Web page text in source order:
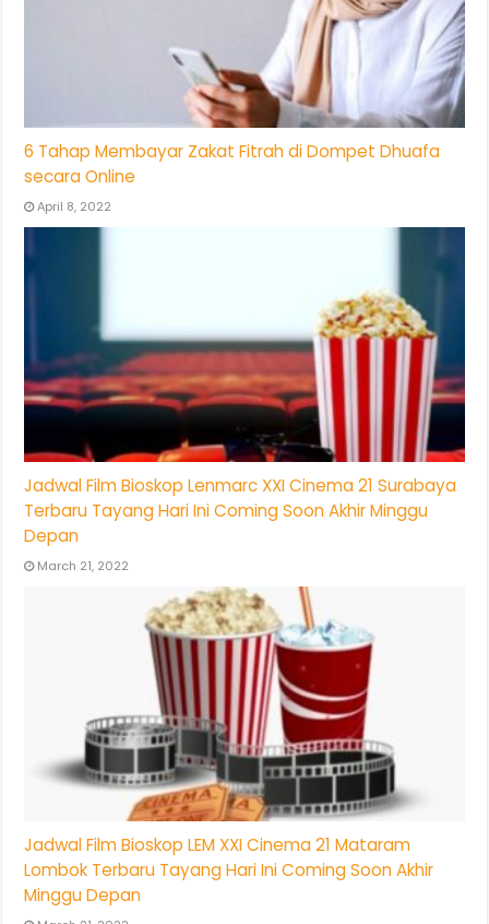
6 Tahap Membayar Zakat Fitrah di Dompet Dhuafa
secara Online
April 8, 2022
Jadwal Film Bioskop Lenmarc XXI Cinema 21 Surabaya
Terbaru Tayang Hari Ini Coming Soon Akhir Minggu
Depan
March 21, 2022
Jadwal Film Bioskop LEM XXI Cinema 21 Mataram
Lombok Terbaru Tayang Hari Ini Coming Soon Akhir
Minggu Depan